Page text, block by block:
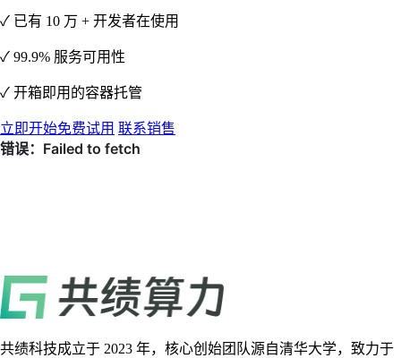
✓ 已有 10 万 + 开发者在使用
✓ 99.9% 服务可用性
✓ 开箱即用的容器托管
立即开始免费试用 联系销售
共绩科技成立于 2023 年，核心创始团队源自清华大学，致力于